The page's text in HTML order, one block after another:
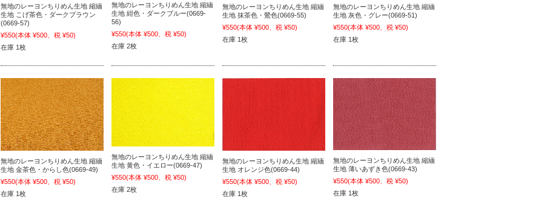
無地のレーヨンちりめん生地 縮緬
生地 こげ茶色・ダークブラウン
(0669-57)
¥550(本体 ¥500、税 ¥50)
在庫 1枚
無地のレーヨンちりめん生地 縮緬
生地 紺色・ダークブルー(0669-
56)
¥550(本体 ¥500、税 ¥50)
在庫 2枚
無地のレーヨンちりめん生地 縮緬
生地 抹茶色・鶯色(0669-55)
¥550(本体 ¥500、税 ¥50)
在庫 1枚
無地のレーヨンちりめん生地 縮緬
生地 灰色・グレー(0669-51)
¥550(本体 ¥500、税 ¥50)
在庫 1枚
無地のレーヨンちりめん生地 縮緬
生地 金茶色・からし色(0669-49)
¥550(本体 ¥500、税 ¥50)
在庫 1枚
無地のレーヨンちりめん生地 縮緬
生地 黄色・イエロー(0669-47)
¥550(本体 ¥500、税 ¥50)
在庫 2枚
無地のレーヨンちりめん生地 縮緬
生地 オレンジ色(0669-44)
¥550(本体 ¥500、税 ¥50)
在庫 1枚
無地のレーヨンちりめん生地 縮緬
生地 薄いあずき色(0669-43)
¥550(本体 ¥500、税 ¥50)
在庫 1枚